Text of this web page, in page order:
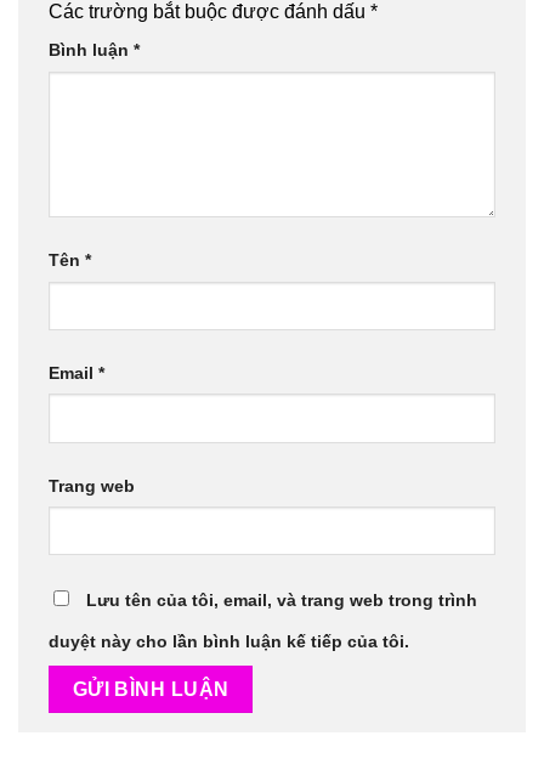
Các trường bắt buộc được đánh dấu *
Bình luận *
Tên *
Email *
Trang web
Lưu tên của tôi, email, và trang web trong trình
duyệt này cho lần bình luận kế tiếp của tôi.